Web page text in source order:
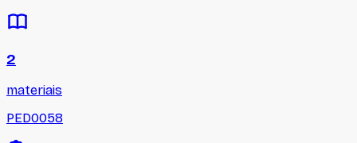
2
materiais
PED0058